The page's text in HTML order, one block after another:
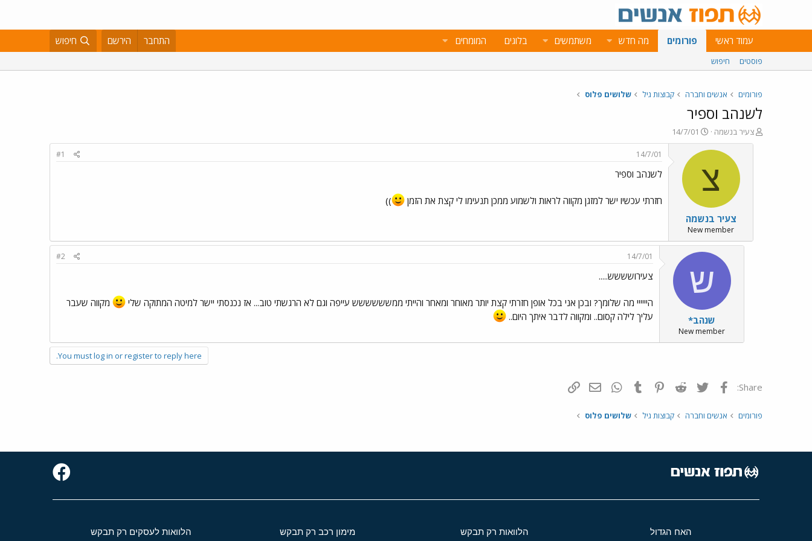
עמוד ראשי פורומים מה חדש משתמשים בלוגים המומחים התחבר הירשם חיפוש
פוסטים חיפוש
פורומים אנשים וחברה קבוצות גיל שלושים פלוס
לשנהב וספיר
פ
ו
צעיר בנשמה
פ
ו
ר
א
ר
י
ך
14/7/01
צ
צעיר בנשמה
New member
14/7/01
#1
לשנהב וספיר
חזרתי עכשיו ישר למזגן מקווה לראות ולשמוע ממכן תנעימו לי קצת את הזמן ))
ש
שנהב*
New member
14/7/01
#2
צעירושששש.....
היייייי מה שלומך? ובכן אני בכל אופן חזרתי קצת יותר מאוחר ומאחר והייתי ממשששששש עייפה וגם לא הרגשתי טוב... אז נכנסתי יישר למיטה המתוקה שלי
מקווה שעבר
עליך לילה קסום.. ומקווה לדבר איתך היום..
You must log in or register to reply here.
Share: פייסבוק Twitter
Reddit
Pinterest
Tumblr
WhatsAppדואר אלקטרוני
פורומים אנשים וחברה קבוצות גיל שלושים פלוס
האח הגדול הלוואות רק תבקש מימון רכב רק תבקש הלוואות לעסקים רק תבקש